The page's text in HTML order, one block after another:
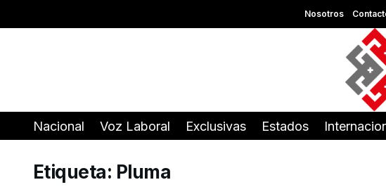
Nosotros
Nacional Voz Laboral Exclusivas Estados
Etiqueta: Pluma